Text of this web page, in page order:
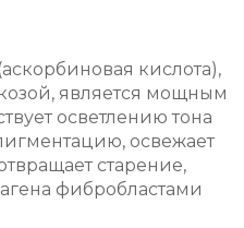
кислота),
является мощным
осветлению тона
освежает
старение,
фибробластами